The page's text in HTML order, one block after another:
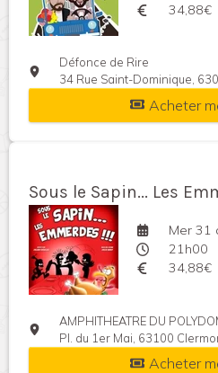
34,88€
Défonce de Rire
34 Rue Saint-Dominique,
Acheter
Sous le Sapin... Les
Mer 31
21h00
34,88€
AMPHITHEATRE DU
Pl. du 1er Mai, 63100
Acheter